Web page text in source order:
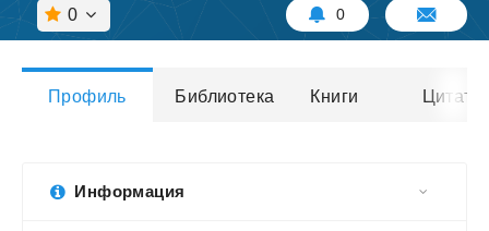
0 0
Профиль Библиотека Книги Цитаты
Информация